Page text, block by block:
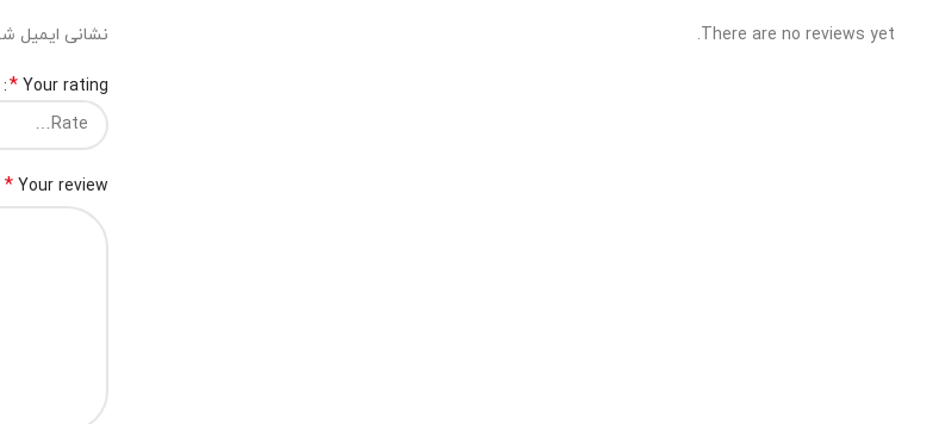
There are no reviews yet. نشانی ایمیل
Your rating
*
Your review
*